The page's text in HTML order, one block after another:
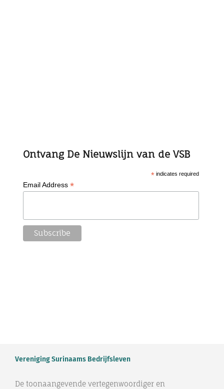
Ontvang De Nieuwslijn van de VSB
* indicates required
Email Address*
Vereniging Surinaams Bedrijfsleven
De toonaangevende vertegenwoordiger en